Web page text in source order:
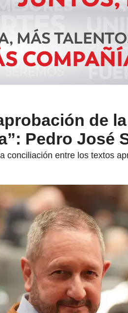
de
Pedro José
conciliación entre los textos